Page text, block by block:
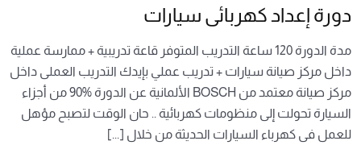
دورة إعداد كهربائى سيارات
مدة الدورة 120 ساعة التدريب المتوفر قاعة تدريبية + ممارسة عملية
داخل مركز صيانة سيارات + تدريب عملي بإيدك التدريب العملى داخل
مركز صيانة معتمد من BOSCH الألمانية عن الدورة %90 من أجزاء
السيارة تحولت إلى منظومات كهربائية .. حان الوقت لتصبح مؤهل
للعمل فى كهرباء السيارات الحديثة من خلال [...]